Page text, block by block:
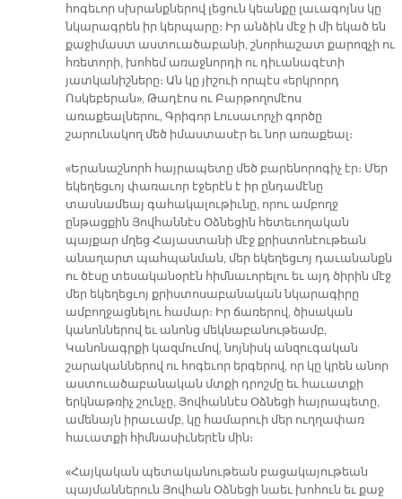
հոգեւոր սխրանքներով լեցուն կեանքը լաւագոյնս կը
նկարագրեն իր կերպարը։ Իր անձին մէջ ի մի եկած են
քաջիմաստ աստուածաբանի, շնորհաշատ քարոզչի ու
հռետորի, խոհեմ առաջնորդի ու դիւանագէտի
յատկանիշները։ Ան կը յիշուի որպէս «երկրորդ
Ոսկեբերան», Թադէոս ու Բարթողոմէոս
առաքեալներու, Գրիգոր Լուսաւորչի գործը
շարունակող մեծ իմաստասէր եւ նոր առաքեալ։
«Երանաշնորհ հայրապետը մեծ բարենորոգիչ էր։ Մեր
եկեղեցւոյ փառաւոր էջերէն է իր ընդամէնը
տասնամեայ գահակալութիւնը, որու ամբողջ
ընթացքին Յովհաննէս Օձնեցին հետեւողական
պայքար մղեց Հայաստանի մէջ քրիստոնէութեան
անաղարտ պահպանման, մեր եկեղեցւոյ դաւանանքն
ու ծէսը տեսականօրէն հիմնաւորելու եւ այդ ծիրին մէջ
մեր եկեղեցւոյ քրիստոսաբանական նկարագիրը
ամբողջացնելու համար։ Իր ճառերով, ծիսական
կանոններով եւ անոնց մեկնաբանութեամբ,
Կանոնագրքի կազմումով, նոյնիսկ անզուգական
շարականներով ու հոգեւոր երգերով, որ կը կրեն անոր
աստուածաբանական մտքի դրոշմը եւ հաւատքի
երկնաթռիչ շունչը, Յովհաննէս Օձնեցի հայրապետը,
ամենայն իրաւամբ, կը համարուի մեր ուղղափառ
հաւատքի հիմնասիւներէն մին։
«Հայկական պետականութեան բացակայութեան
պայմաններուն Յովհան Օձնեցի նաեւ խոհուն եւ քաջ